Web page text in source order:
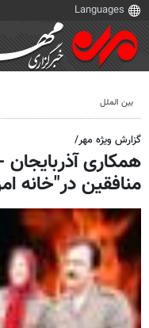
بین الملل
گزارش ویژه مهر/
همکاری آذربایجان
منافقین در"خانه